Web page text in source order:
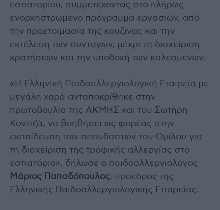
εστιατορίου, συμμετέχοντας στο πλήρως
ενορχηστρωμένο πρόγραμμα εργασιών, από
την προετοιμασία της κουζίνας και την
εκτέλεση των συνταγών, μέχρι τη διαχείριση
κρατήσεων και την υποδοχή των καλεσμένων.
«Η Ελληνική Παιδοαλλεργιολογική Εταιρεία με
μεγάλη χαρά ανταποκρίθηκε στην
πρωτοβουλία της ΑΚΜΗΣ και του Σωτήρη
Κοντιζά, να βοηθήσει ως φορέας στην
εκπαίδευση των σπουδαστών του Ομίλου για
τη διαχείριση της τροφικής αλλεργίας στο
εστιατόριο», δήλωσε ο παιδοαλλεργιολόγος
Μάριος Παπαδόπουλος, πρόεδρος της
Ελληνικής Παιδοαλλεργιολογικής Εταιρείας.